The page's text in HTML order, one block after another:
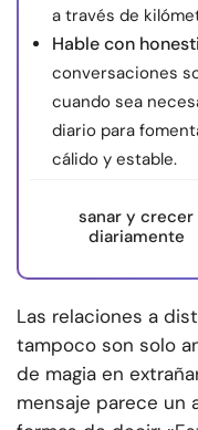
a través de
Hable con
conversaciones
cuando sea
diario para
cálido y estable.
sanar y crecer
diariamente
Las relaciones a
tampoco son solo
de magia en
mensaje parece un